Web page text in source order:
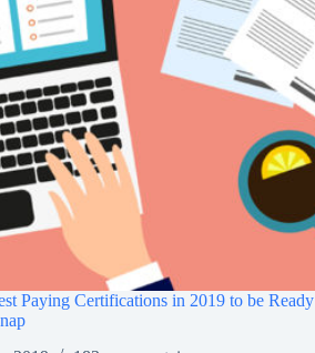
Paying Certifications in 2019 to be Ready